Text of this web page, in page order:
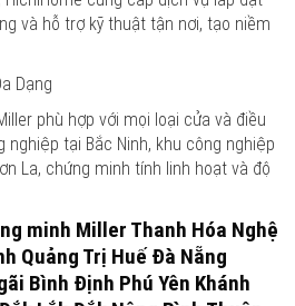
và hỗ trợ kỹ thuật tận nơi, tạo niềm
Dạng
phù hợp với mọi loại cửa và điều
nghiệp tại Bắc Ninh, khu công nghiệp
La, chứng minh tính linh hoạt và độ
minh Miller Thanh Hóa Nghệ
Quảng Trị Huế Đà Nẵng
Bình Định Phú Yên Khánh